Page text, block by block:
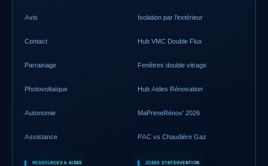
Avis
Contact
Parrainage
Photovoltaïque
Autonomie
Assistance
Isolation par l'extérieur
Hub VMC Double Flux
Fenêtres double vitrage
Hub Aides Rénovation
MaPrimeRénov' 2026
PAC vs Chaudière Gaz
RESSOURCES & AIDES ZONES D'INTERVENTION